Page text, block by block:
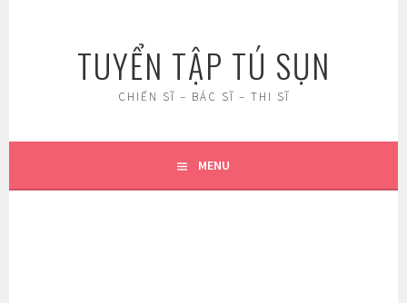
TUYỂN TẬP TÚ SỤN
CHIẾN SĨ – BÁC SĨ – THI SĨ
MENU